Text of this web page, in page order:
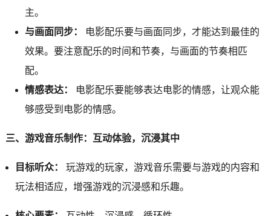
主。
与画面同步：
电影配乐要与画面同步，才能达到最佳的
效果。要注意配乐的时间和节奏，与画面的节奏相匹
配。
情感表达：
电影配乐要能够表达电影的情感，让观众能
够感受到电影的情感。
三、游戏音乐制作：互动体验，沉浸其中
目标听众：
玩游戏的玩家，游戏音乐需要与游戏的内容和
玩法相适应，增强游戏的沉浸感和乐趣。